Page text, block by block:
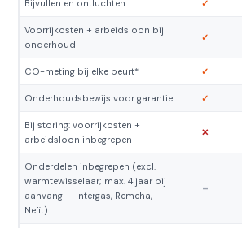
Bijvullen en ontluchten ✓
Voorrijkosten + arbeidsloon bij
onderhoud
✓
CO-meting bij elke beurt* ✓
Onderhoudsbewijs voor garantie ✓
Bij storing: voorrijkosten +
arbeidsloon inbegrepen
✕
Onderdelen inbegrepen (excl.
warmtewisselaar; max. 4 jaar bij
aanvang — Intergas, Remeha,
Nefit)
–